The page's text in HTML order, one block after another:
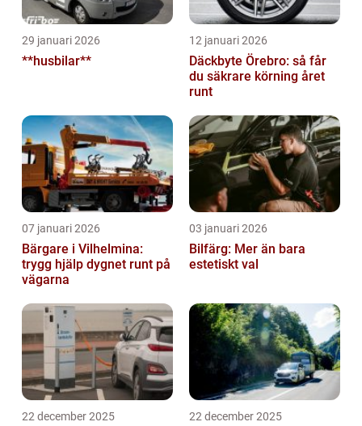
29 januari 2026
**husbilar**
12 januari 2026
Däckbyte Örebro: så får
du säkrare körning året
runt
07 januari 2026
Bärgare i Vilhelmina:
trygg hjälp dygnet runt på
vägarna
03 januari 2026
Bilfärg: Mer än bara
estetiskt val
22 december 2025 22 december 2025